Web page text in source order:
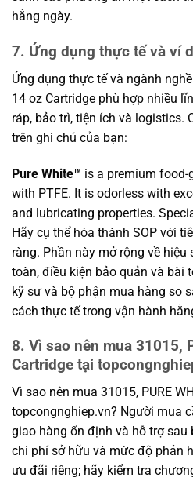
hằng ngày.
7. Ứng dụng thực tế và ví
Ứng dụng thực tế và ngành
14 oz Cartridge phù hợp nhiều
ráp, bảo trì, tiện ích và logistics.
trên ghi chú của bạn:
Pure White™ is a premium
with PTFE. It is odorless with
and lubricating properties.
Hãy cụ thể hóa thành SOP với
ràng. Phần này mở rộng về hiệu
toàn, điều kiện bảo quản và bài
kỹ sư và bộ phận mua hàng so
cách thực tế trong vận hành
8. Vì sao nên mua 31015,
Cartridge tại
Vì sao nên mua 31015, PURE
topcongnghiep.vn? Người mua
giao hàng ổn định và hỗ trợ sau
chi phí sở hữu và mức độ phản
ưu đãi riêng; hãy kiểm tra